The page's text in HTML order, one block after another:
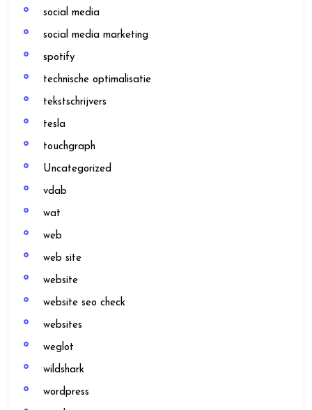
social media
social media marketing
spotify
technische optimalisatie
tekstschrijvers
tesla
touchgraph
Uncategorized
vdab
wat
web
web site
website
website seo check
websites
weglot
wildshark
wordpress